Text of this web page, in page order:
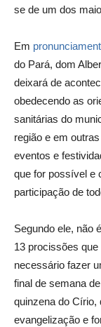
se de um dos
Em
do Pará, dom
deixará de
obedecendo as
sanitárias do
região e em
eventos e
que for possível e
participação de
Segundo ele, não
13 procissões
necessário fazer
final de semana
quinzena do Círio,
evangelização e